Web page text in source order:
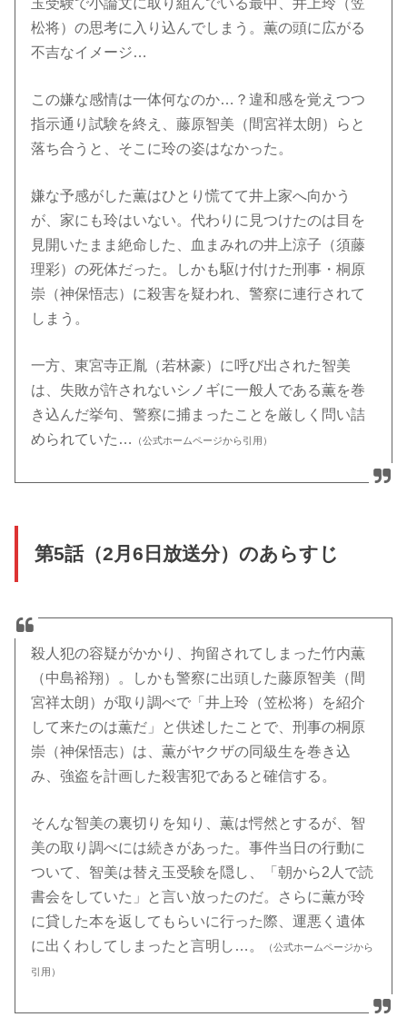
玉受験で小論文に取り組んでいる最中、井上玲（笠
松将）の思考に入り込んでしまう。薫の頭に広がる
不吉なイメージ…
この嫌な感情は一体何なのか…？違和感を覚えつつ
指示通り試験を終え、藤原智美（間宮祥太朗）らと
落ち合うと、そこに玲の姿はなかった。
嫌な予感がした薫はひとり慌てて井上家へ向かう
が、家にも玲はいない。代わりに見つけたのは目を
見開いたまま絶命した、血まみれの井上涼子（須藤
理彩）の死体だった。しかも駆け付けた刑事・桐原
崇（神保悟志）に殺害を疑われ、警察に連行されて
しまう。
一方、東宮寺正胤（若林豪）に呼び出された智美
は、失敗が許されないシノギに一般人である薫を巻
き込んだ挙句、警察に捕まったことを厳しく問い詰
められていた…
（公式ホームページから引用）
第5話（2月6日放送分）のあらすじ
殺人犯の容疑がかかり、拘留されてしまった竹内薫
（中島裕翔）。しかも警察に出頭した藤原智美（間
宮祥太朗）が取り調べで「井上玲（笠松将）を紹介
して来たのは薫だ」と供述したことで、刑事の桐原
崇（神保悟志）は、薫がヤクザの同級生を巻き込
み、強盗を計画した殺害犯であると確信する。
そんな智美の裏切りを知り、薫は愕然とするが、智
美の取り調べには続きがあった。事件当日の行動に
ついて、智美は替え玉受験を隠し、「朝から2人で読
書会をしていた」と言い放ったのだ。さらに薫が玲
に貸した本を返してもらいに行った際、運悪く遺体
に出くわしてしまったと言明し…。
（公式ホームページから
引用）